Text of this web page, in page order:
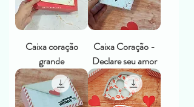
Caixa coração
grande
Caixa Coração -
Declare seu amor